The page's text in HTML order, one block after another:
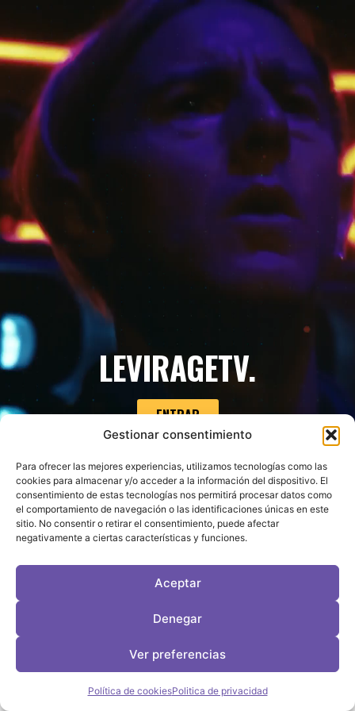
Gestionar consentimiento
Para ofrecer las mejores experiencias, utilizamos tecnologías como las
cookies para almacenar y/o acceder a la información del dispositivo. El
consentimiento de estas tecnologías nos permitirá procesar datos como
el comportamiento de navegación o las identificaciones únicas en este
sitio. No consentir o retirar el consentimiento, puede afectar
negativamente a ciertas características y funciones.
Aceptar
Denegar
Ver preferencias
Política de cookiesPolitica de privacidad
LEVIRAGETV.C
ENTRAR